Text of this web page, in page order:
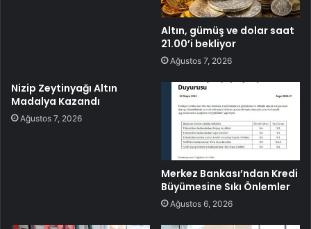
Altın, gümüş ve dolar saat
21.00’i bekliyor
Ağustos 7, 2026
Nizip Zeytinyağı Altın
Madalya Kazandı
Ağustos 7, 2026
Merkez Bankası’ndan Kredi
Büyümesine Sıkı Önlemler
Ağustos 6, 2026